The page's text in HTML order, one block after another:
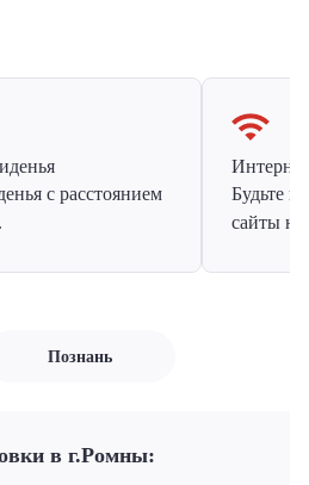
с расстоянием
Будьте
сайты на
Познань
в г.Ромны: